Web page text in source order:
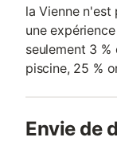
la Vienne
une
seulement 3
piscine, 25 %
Envie de